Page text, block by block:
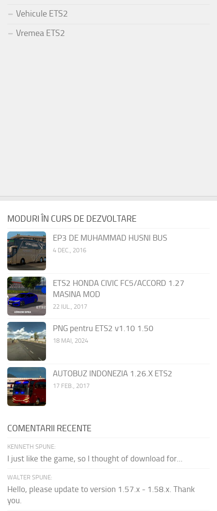
Vehicule ETS2
Vremea ETS2
MODURI ÎN CURS DE DEZVOLTARE
EP3 DE MUHAMMAD HUSNI BUS
4 DEC., 2016
ETS2 HONDA CIVIC FC5/ACCORD 1.27
MASINA MOD
22 IUL., 2017
PNG pentru ETS2 v1.10 1.50
18 MAI, 2024
AUTOBUZ INDONEZIA 1.26.X ETS2
17 FEB., 2017
COMENTARII RECENTE
KENNETH SPUNE:
I just like the game, so I thought of download for...
WALTER SPUNE:
Hello, please update to version 1.57.x - 1.58.x. Thank
you.